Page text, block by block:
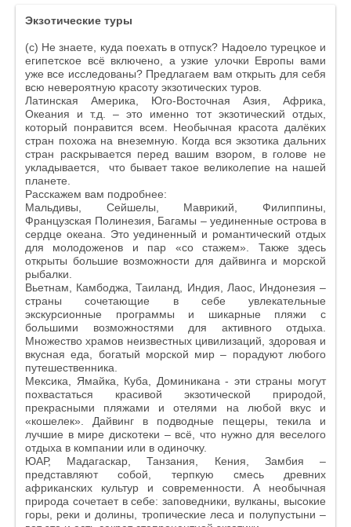
Экзотические туры
(с) Не знаете, куда поехать в отпуск? Надоело турецкое и
египетское всё включено, а узкие улочки Европы вами
уже все исследованы? Предлагаем вам открыть для себя
всю невероятную красоту экзотических туров.
Латинская Америка, Юго-Восточная Азия, Африка,
Океания и т.д. – это именно тот экзотический отдых,
который понравится всем. Необычная красота далёких
стран похожа на внеземную. Когда вся экзотика дальних
стран раскрывается перед вашим взором, в голове не
укладывается, что бывает такое великолепие на нашей
планете.
Расскажем вам подробнее:
Мальдивы, Сейшелы, Маврикий, Филиппины,
Французская Полинезия, Багамы – уединенные острова в
сердце океана. Это уединенный и романтический отдых
для молодоженов и пар «со стажем». Также здесь
открыты большие возможности для дайвинга и морской
рыбалки.
Вьетнам, Камбоджа, Таиланд, Индия, Лаос, Индонезия –
страны сочетающие в себе увлекательные
экскурсионные программы и шикарные пляжи с
большими возможностями для активного отдыха.
Множество храмов неизвестных цивилизаций, здоровая и
вкусная еда, богатый морской мир – порадуют любого
путешественника.
Мексика, Ямайка, Куба, Доминикана - эти страны могут
похвастаться красивой экзотической природой,
прекрасными пляжами и отелями на любой вкус и
«кошелек». Дайвинг в подводные пещеры, текила и
лучшие в мире дискотеки – всё, что нужно для веселого
отдыха в компании или в одиночку.
ЮАР, Мадагаскар, Танзания, Кения, Замбия –
представляют собой, терпкую смесь древних
африканских культур и современности. А необычная
природа сочетает в себе: заповедники, вулканы, высокие
горы, реки и долины, тропические леса и полупустыни –